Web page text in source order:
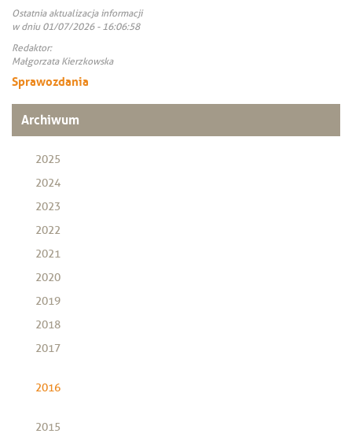
Ostatnia aktualizacja informacji
w dniu 01/07/2026 - 16:06:58
Redaktor:
Małgorzata Kierzkowska
Sprawozdania
Archiwum
2025
2024
2023
2022
2021
2020
2019
2018
2017
2016
2015